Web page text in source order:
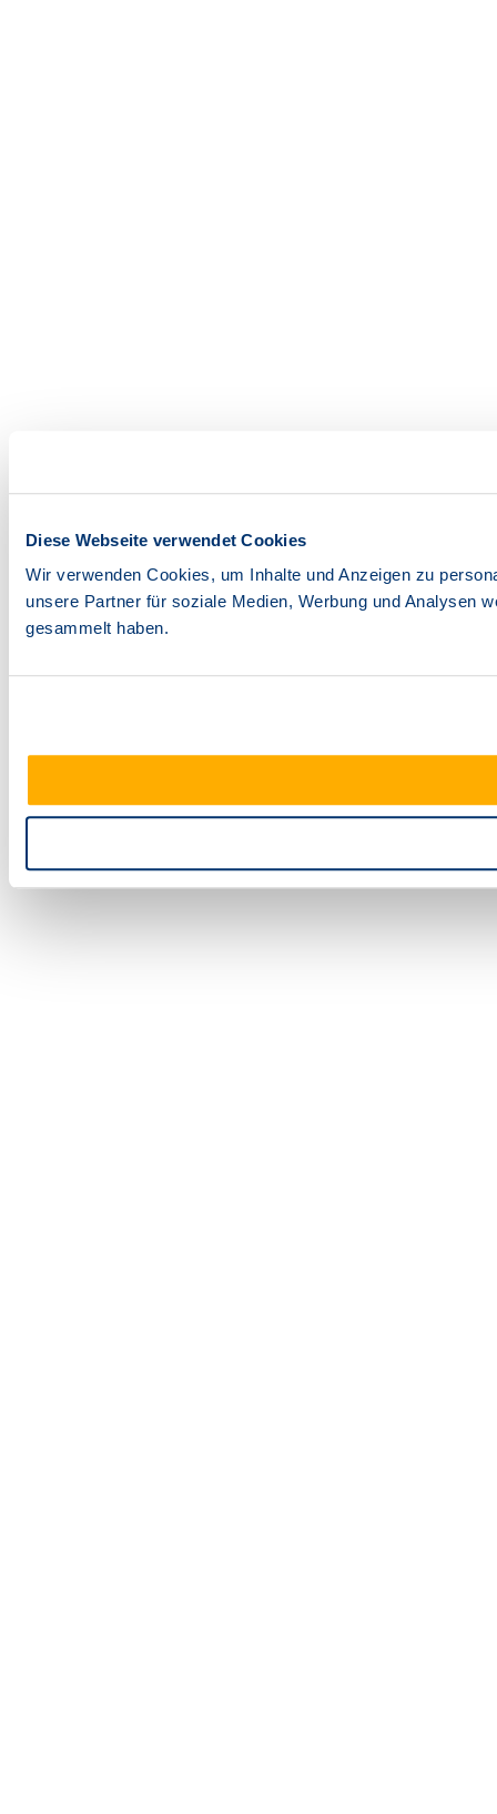
Diese Webseite verwendet Cookies
Wir verwenden Cookies, um Inhalte und Anzeigen zu
unsere Partner für soziale Medien, Werbung und Analysen
gesammelt haben.